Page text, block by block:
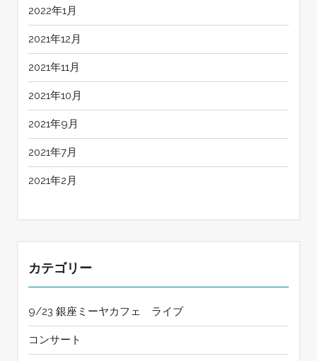
2022年1月
2021年12月
2021年11月
2021年10月
2021年9月
2021年7月
2021年2月
カテゴリー
9/23 銀座ミーヤカフェ ライブ
コンサート